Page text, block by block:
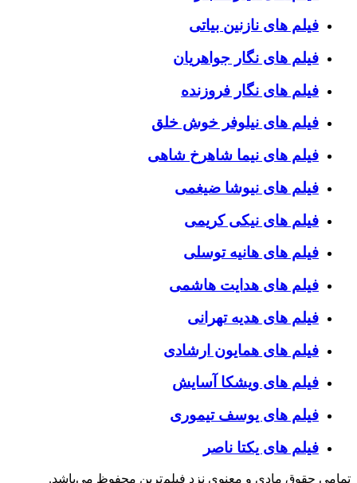
فیلم های نازنین بیاتی
فیلم های نگار جواهریان
فیلم های نگار فروزنده
فیلم های نیلوفر خوش خلق
فیلم های نیما شاهرخ شاهی
فیلم های نیوشا ضیغمی
فیلم های نیکی کریمی
فیلم های هانیه توسلی
فیلم های هدایت هاشمی
فیلم های هدیه تهرانی
فیلم های همایون ارشادی
فیلم های ویشکا آسایش
فیلم های یوسف تیموری
فیلم های یکتا ناصر
تمامی حقوق مادی و معنوی نزد فیلم‌ترین محفوظ می‌باشد.